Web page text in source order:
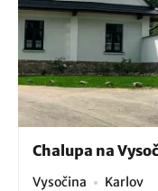
Chalupa na
Vysočina Karlov